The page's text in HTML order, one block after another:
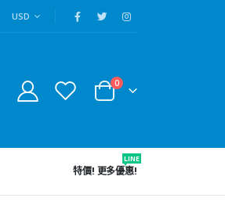
USD
0
特價! 更多優惠!
LINE